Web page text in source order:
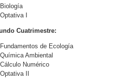
Biología
Optativa I
Cuatrimestre:
Fundamentos de Ecología
Química Ambiental
Cálculo Numérico
Optativa II